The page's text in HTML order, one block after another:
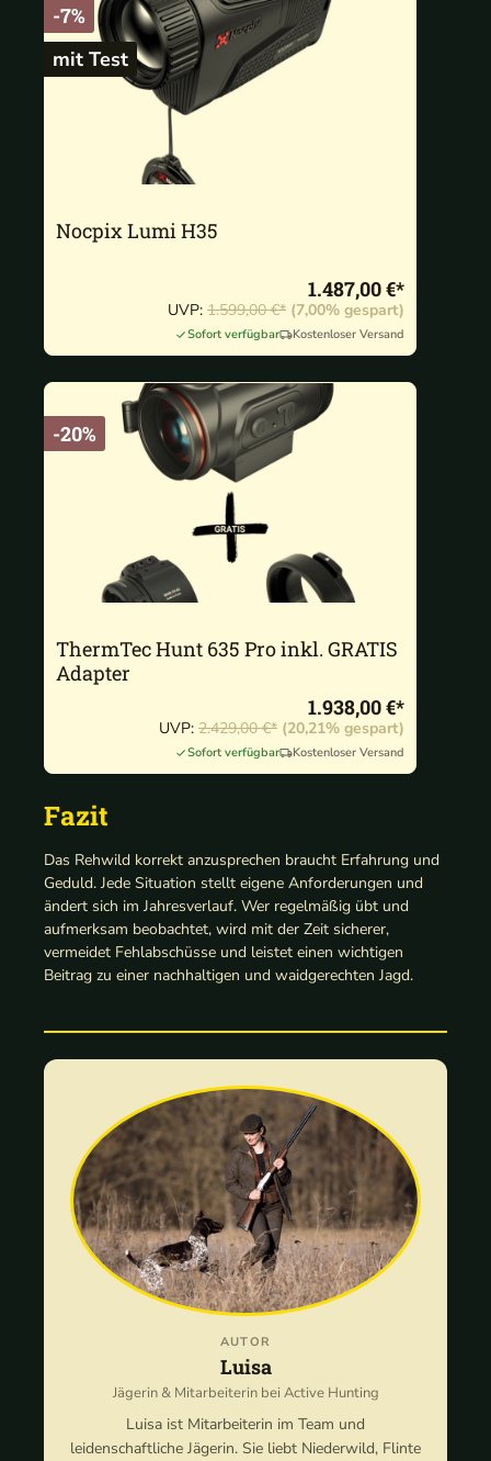
-7%
mit Test
Nocpix Lumi H35
1.487,00 €*
UVP: 1.599,00 €* (7,00% gespart)
Sofort verfügbar Kostenloser Versand
-20%
ThermTec Hunt 635 Pro inkl. GRATIS
Adapter
1.938,00 €*
UVP: 2.429,00 €* (20,21% gespart)
Sofort verfügbar Kostenloser Versand
Fazit
Das Rehwild korrekt anzusprechen braucht Erfahrung und
Geduld. Jede Situation stellt eigene Anforderungen und
ändert sich im Jahresverlauf. Wer regelmäßig übt und
aufmerksam beobachtet, wird mit der Zeit sicherer,
vermeidet Fehlabschüsse und leistet einen wichtigen
Beitrag zu einer nachhaltigen und waidgerechten Jagd.
AUTOR
Luisa
Jägerin & Mitarbeiterin bei Active Hunting
Luisa ist Mitarbeiterin im Team und
leidenschaftliche Jägerin. Sie liebt Niederwild, Flinte